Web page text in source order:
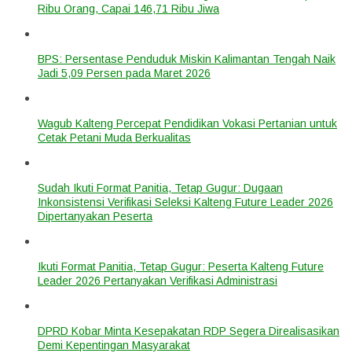
Ribu Orang, Capai 146,71 Ribu Jiwa
BPS: Persentase Penduduk Miskin Kalimantan Tengah Naik
Jadi 5,09 Persen pada Maret 2026
Wagub Kalteng Percepat Pendidikan Vokasi Pertanian untuk
Cetak Petani Muda Berkualitas
Sudah Ikuti Format Panitia, Tetap Gugur: Dugaan
Inkonsistensi Verifikasi Seleksi Kalteng Future Leader 2026
Dipertanyakan Peserta
Ikuti Format Panitia, Tetap Gugur: Peserta Kalteng Future
Leader 2026 Pertanyakan Verifikasi Administrasi
DPRD Kobar Minta Kesepakatan RDP Segera Direalisasikan
Demi Kepentingan Masyarakat